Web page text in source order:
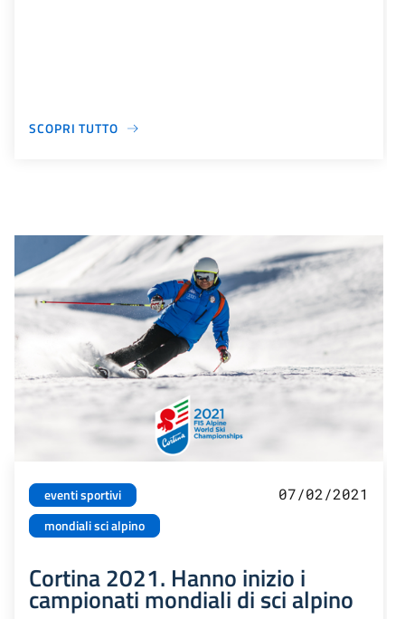
SCOPRI TUTTO
eventi sportivi
mondiali sci alpino
07/02/2021
Cortina 2021. Hanno inizio i
campionati mondiali di sci alpino